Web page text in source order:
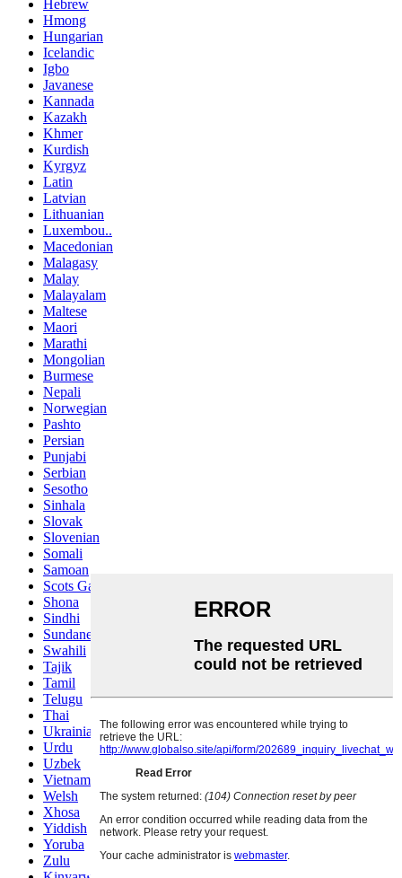
Hebrew
Hmong
Hungarian
Icelandic
Igbo
Javanese
Kannada
Kazakh
Khmer
Kurdish
Kyrgyz
Latin
Latvian
Lithuanian
Luxembou..
Macedonian
Malagasy
Malay
Malayalam
Maltese
Maori
Marathi
Mongolian
Burmese
Nepali
Norwegian
Pashto
Persian
Punjabi
Serbian
Sesotho
Sinhala
Slovak
Slovenian
Somali
Samoan
Scots Gaelic
Shona
Sindhi
Sundanese
Swahili
Tajik
Tamil
Telugu
Thai
Ukrainian
Urdu
Uzbek
Vietnamese
Welsh
Xhosa
Yiddish
Yoruba
Zulu